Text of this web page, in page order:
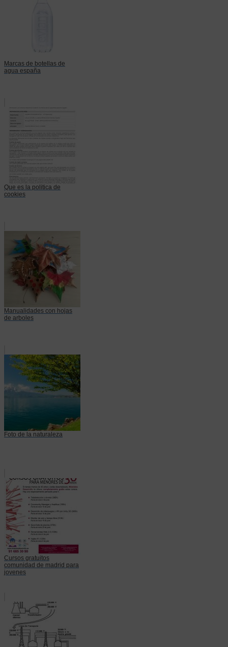
Marcas de botellas de
agua españa
Que es la politica de
cookies
Manualidades con hojas
de arboles
Foto de la naturaleza
Cursos gratuitos
comunidad de madrid para
jovenes